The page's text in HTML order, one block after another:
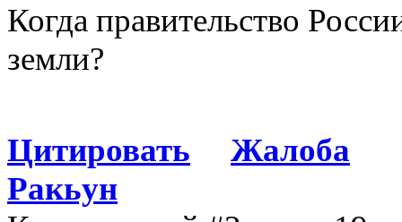
Когда правительство
земли?
Цитировать
Жалоба
Ракьун